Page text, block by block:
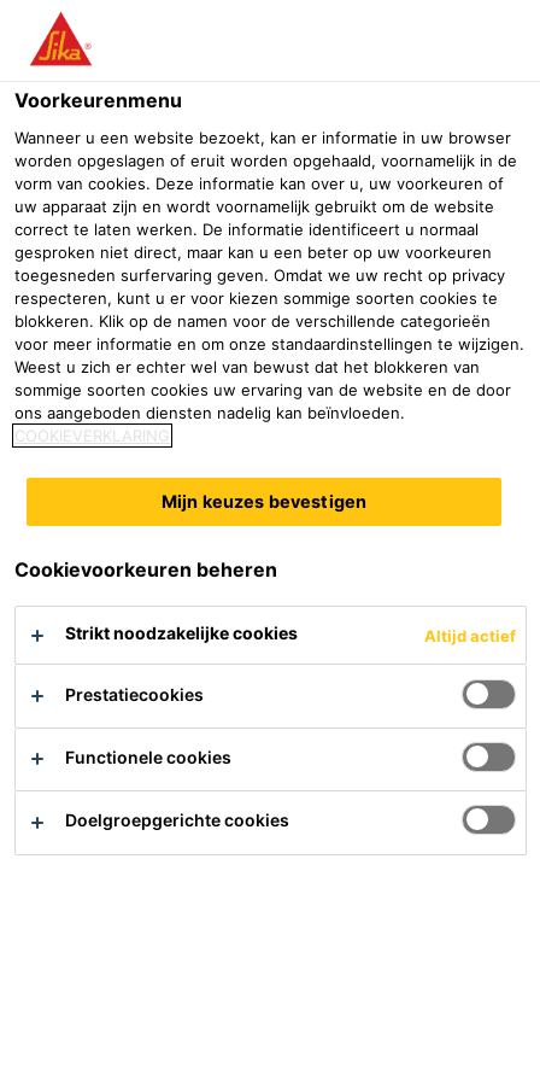
Menu
Cruiseschip interieur Londen
Industrie Evenementen Cruiseschip interieur Londen
01/12/2020 - 03/12/2020 London, UK
Cruise Ship Interiors Expo Europe is de belangrijkste
vakbeurs die exclusief is gecreëerd voor de maritieme
van de zeer succesvolle Cruise Ship Interiors Expo
America en met de volledige steun en steun van de
Adviesraad, het evenement is de place to be als je
werkt in de interieurindustrie.
Meer weten?
Hulp nodig?
Voorkeurenmenu
Wanneer u een website bezoekt, kan er informatie in uw browser
worden opgeslagen of eruit worden opgehaald, voornamelijk in de
vorm van cookies. Deze informatie kan over u, uw voorkeuren of
uw apparaat zijn en wordt voornamelijk gebruikt om de website
correct te laten werken. De informatie identificeert u normaal
gesproken niet direct, maar kan u een beter op uw voorkeuren
toegesneden surfervaring geven. Omdat we uw recht op privacy
respecteren, kunt u er voor kiezen sommige soorten cookies te
blokkeren. Klik op de namen voor de verschillende categorieën
voor meer informatie en om onze standaardinstellingen te wijzigen.
Weest u zich er echter wel van bewust dat het blokkeren van
sommige soorten cookies uw ervaring van de website en de door
ons aangeboden diensten nadelig kan beïnvloeden.
COOKIEVERKLARING
Mijn keuzes bevestigen
Cookievoorkeuren beheren
Strikt noodzakelijke cookies Altijd actief
Prestatiecookies
Functionele cookies
Doelgroepgerichte cookies